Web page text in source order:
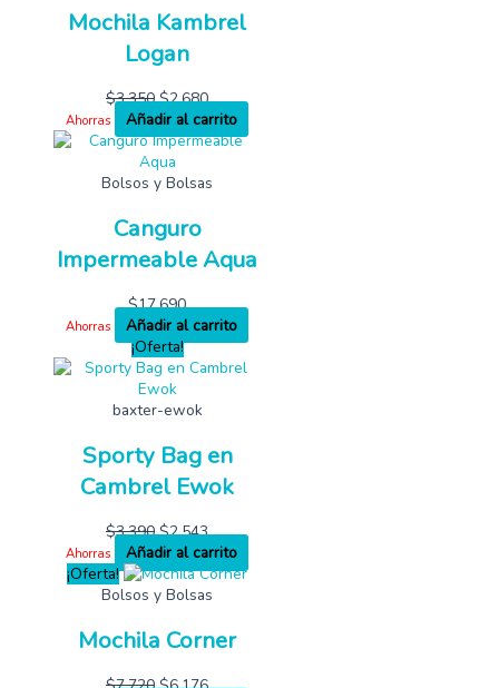
Mochila Kambrel
Logan
$3,350 $2,680
Ahorras Añadir al carrito
Bolsos y Bolsas
Canguro
Impermeable Aqua
$17,690
Ahorras
Añadir al carrito
¡Oferta!
baxter-ewok
Sporty Bag en
Cambrel Ewok
$3,390 $2,543
Ahorras
Añadir al carrito
¡Oferta!
Bolsos y Bolsas
Mochila Corner